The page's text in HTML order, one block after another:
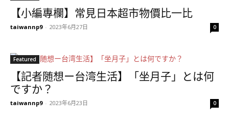
【小編專欄】常見日本超市物價比一比
taiwannp9 - 2023年6月27日 0
Featured
【記者随想ー台湾生活】「坐月子」とは何
ですか？
taiwannp9 - 2023年6月23日 0